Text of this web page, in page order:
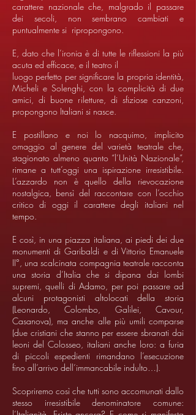
carattere nazionale che, malgrado il passare
dei secoli, non sembrano cambiati e
puntualmente si ripropongono.
E, dato che l’ironia è di tutte le riflessioni la più
acuta ed efficace, e il teatro il
luogo perfetto per significare la propria identità,
Micheli e Solenghi, con la complicità di due
amici, di buone riletture, di sfiziose canzoni,
propongono Italiani si nasce.
E postillano e noi lo nacquimo, implicito
omaggio al genere del varietà teatrale che,
stagionato almeno quanto “l’Unità Nazionale”,
rimane a tutt’oggi una ispirazione irresistibile.
L’azzardo non è quello della rievocazione
nostalgica, bensì del raccontare con l’occhio
critico di oggi il carattere degli italiani nel
tempo.
E così, in una piazza italiana, ai piedi dei due
monumenti di Garibaldi e di Vittorio Emanuele
II°, una scalcinata compagnia teatrale racconta
una storia d’Italia che si dipana dai lombi
supremi, quelli di Adamo, per poi passare ad
alcuni protagonisti altolocati della storia
(Leonardo, Colombo, Galilei, Cavour,
Casanova), ma anche alle più umili comparse
(due cristiani che stanno per essere sbranati dai
leoni del Colosseo, italiani anche loro: a furia
di piccoli espedienti rimandano l’esecuzione
fino all’arrivo dell’immancabile indulto…).
Scopriremo così che tutti sono accomunati dallo
stesso irresistibile denominatore comune: